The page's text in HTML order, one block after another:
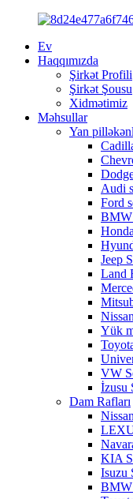
Ev
Haqqımızda
Şirkət Profili
Şirkət Şousu
Xidmətimiz
Məhsullar
Yan
Audi
Ford
BMW
Jeep
Land
Yük
VW
İzusu
Dam Rafları
KIA
Isuzu
BMW